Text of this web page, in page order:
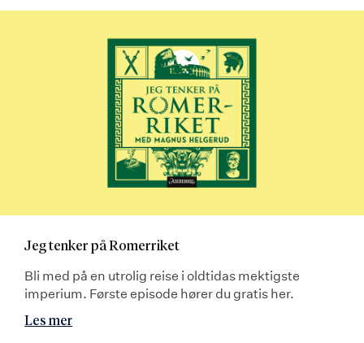
Jeg tenker på Romerriket
Bli med på en utrolig reise i oldtidas mektigste
imperium. Første episode hører du gratis her.
Les mer